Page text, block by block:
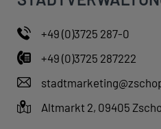
+49 (0)3725 287-0
+49 (0)3725 287222
Altmarkt 2, 09405